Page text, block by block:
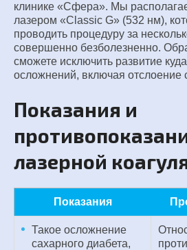
клинике «Сфера». Мы
лазером «Classic G» (532 нм),
проводить процедуру за
совершенно безболезненно.
сможете исключить развитие
осложнений, включая отслоение
Показания и
лазерной
Показания
Такое осложнение
сахарного диабета,